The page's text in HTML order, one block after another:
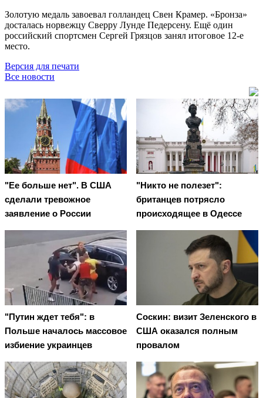
Золотую медаль завоевал голландец Свен Крамер. «Бронза»
досталась норвежцу Сверру Лунде Педерсену. Ещё один
российский спортсмен Сергей Грязцов занял итоговое 12-е
место.
Версия для печати
Все новости
"Ее больше нет". В США
сделали тревожное
заявление о России
"Никто не полезет":
британцев потрясло
происходящее в Одессе
"Путин ждет тебя": в
Польше началось массовое
избиение украинцев
Соскин: визит Зеленского в
США оказался полным
провалом